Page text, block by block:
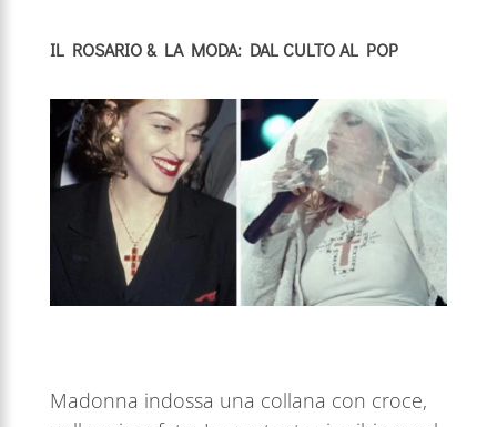
IL ROSARIO & LA MODA: DAL CULTO AL POP
Madonna indossa una collana con croce,